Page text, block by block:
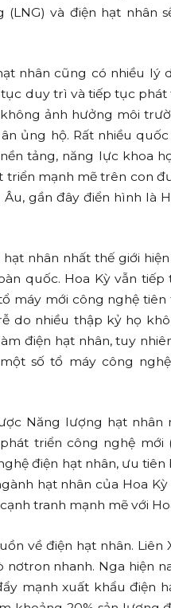
và điện hạt nhân
nhân cũng có nhiều lý
duy trì và tiếp tục phát
ảnh hưởng môi
ủng hộ. Rất nhiều
tảng, năng lực khoa
mạnh mẽ trên con
gần đây điển hình là
nhân nhất thế giới
quốc. Hoa Kỳ vẫn
máy mới công nghệ tiên
do nhiều thập kỷ họ
điện hạt nhân, tuy
số tổ máy công nghệ
Năng lượng hạt nhân
triển công nghệ mới
điện hạt nhân, ưu
hạt nhân của Hoa
tranh mạnh mẽ với
về điện hạt nhân. Liên
nơtron nhanh. Nga hiện
mạnh xuất khẩu điện